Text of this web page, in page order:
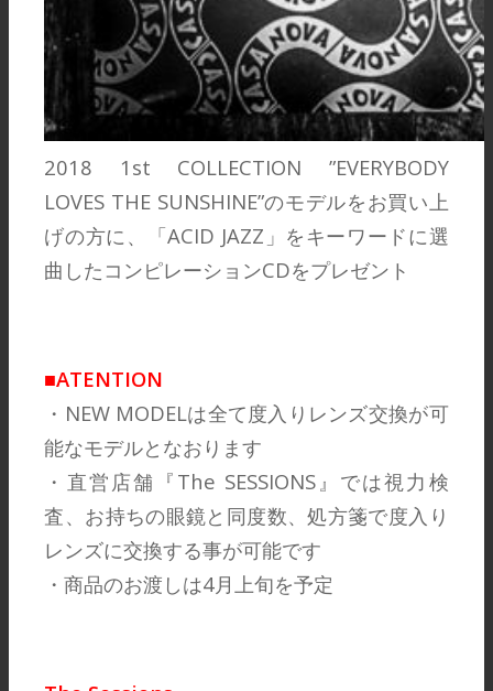
2018 1st COLLECTION ”EVERYBODY
LOVES THE SUNSHINE”のモデルをお買い上
げの方に、「ACID JAZZ」をキーワードに選
曲したコンピレーションCDをプレゼント
■ATENTION
・NEW MODELは全て度入りレンズ交換が可
能なモデルとなおります
・直営店舗『The SESSIONS』では視力検
査、お持ちの眼鏡と同度数、処方箋で度入り
レンズに交換する事が可能です
・商品のお渡しは4月上旬を予定